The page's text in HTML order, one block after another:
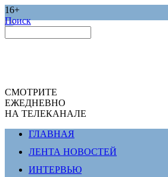
16+
Поиск
СМОТРИТЕ
ЕЖЕДНЕВНО
НА ТЕЛЕКАНАЛЕ
ГЛАВНАЯ
ЛЕНТА НОВОСТЕЙ
ИНТЕРВЬЮ